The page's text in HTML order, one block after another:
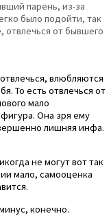
парень, из-за
было подойти, так
отвлечься от бывшего
влюбляются
То есть отвлечься от
мало
Она зря ему
лишняя инфа.
не могут вот так
мало, самооценка
конечно.